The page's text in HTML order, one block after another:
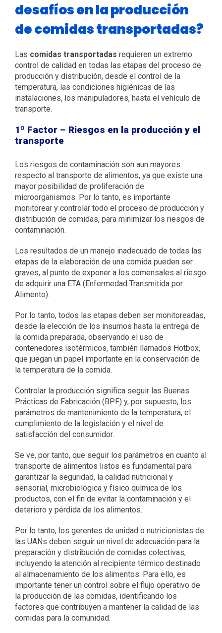
desafíos en la producción
de comidas transportadas?
Las comidas transportadas requieren un extremo
control de calidad en todas las etapas del proceso de
producción y distribución, desde el control de la
temperatura, las condiciones higiénicas de las
instalaciones, los manipuladores, hasta el vehículo de
transporte.
1º Factor – Riesgos en la producción y el
transporte
Los riesgos de contaminación son aun mayores
respecto al transporte de alimentos, ya que existe una
mayor posibilidad de proliferación de
microorganismos. Por lo tanto, es importante
monitorear y controlar todo el proceso de producción y
distribución de comidas, para minimizar los riesgos de
contaminación.
Los resultados de un manejo inadecuado de todas las
etapas de la elaboración de una comida pueden ser
graves, al punto de exponer a los comensales al riesgo
de adquirir una ETA (Enfermedad Transmitida por
Alimento).
Por lo tanto, todos las etapas deben ser monitoreadas,
desde la elección de los insumos hasta la entrega de
la comida preparada, observando el uso de
contenedores isotérmicos, también llamados Hotbox,
que juegan un papel importante en la conservación de
la temperatura de la comida.
Controlar la producción significa seguir las Buenas
Prácticas de Fabricación (BPF) y, por supuesto, los
parámetros de mantenimiento de la temperatura, el
cumplimiento de la legislación y el nivel de
satisfacción del consumidor.
Se ve, por tanto, que seguir los parámetros en cuanto al
transporte de alimentos listos es fundamental para
garantizar la seguridad, la calidad nutricional y
sensorial, microbiológica y físico química de los
productos, con el fin de evitar la contaminación y el
deterioro y pérdida de los alimentos.
Por lo tanto, los gerentes de unidad o nutricionistas de
las UANs deben seguir un nivel de adecuación para la
preparación y distribución de comidas colectivas,
incluyendo la atención al recipiente térmico destinado
al almacenamiento de los alimentos. Para ello, es
importante tener un control sobre el flujo operativo de
la producción de las comidas, identificando los
factores que contribuyen a mantener la calidad de las
comidas para la comunidad.